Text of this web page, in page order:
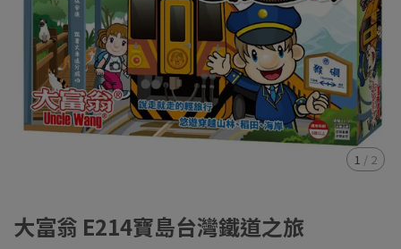
1 / 2
大富翁 E214寶島台灣鐵道之旅